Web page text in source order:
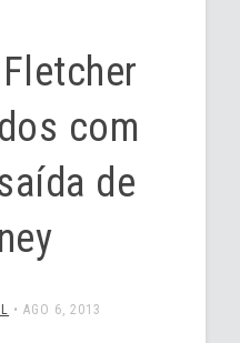
com
de
• AGO 6, 2013